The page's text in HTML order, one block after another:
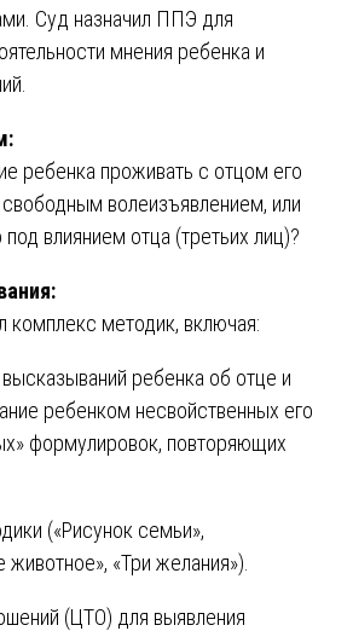
Суд назначил ППЭ для
мнения ребенка и
ребенка проживать с отцом его
волеизъявлением, или
влиянием отца (третьих лиц)?
комплекс методик, включая:
ребенка об отце и
ребенком несвойственных его
формулировок, повторяющих
(«Рисунок семьи»,
«Три желания»).
(ЦТО) для выявления